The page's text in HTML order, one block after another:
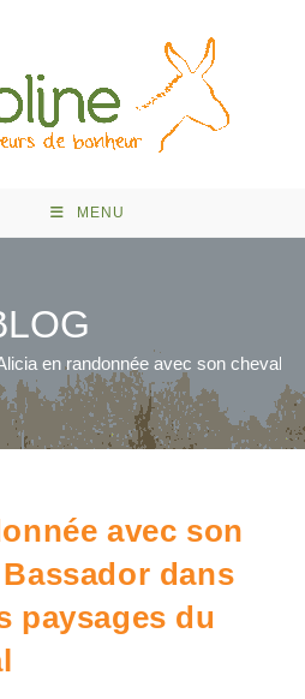
MENU
en randonnée avec son cheval
avec son
dans
paysages du